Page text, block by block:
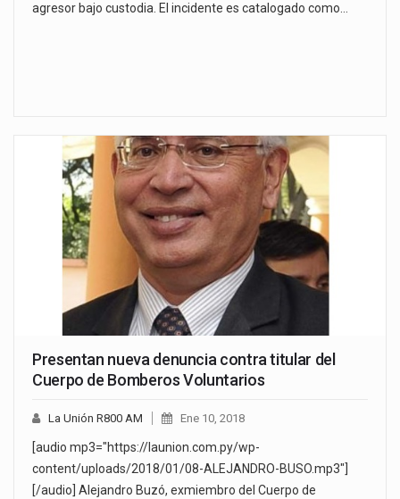
agresor bajo custodia. El incidente es catalogado como…
Presentan nueva denuncia contra titular del
Cuerpo de Bomberos Voluntarios
La Unión R800 AM Ene 10, 2018
[audio mp3="https://launion.com.py/wp-
content/uploads/2018/01/08-ALEJANDRO-BUSO.mp3"]
[/audio] Alejandro Buzó, exmiembro del Cuerpo de